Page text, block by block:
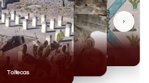
Toltecas
Mexicas
›